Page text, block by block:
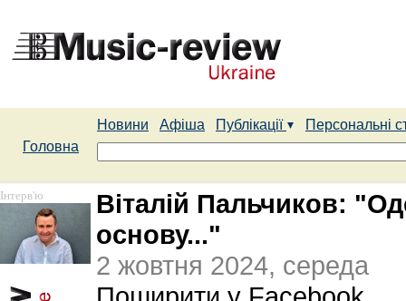
Новини Афіша Публікації
Персональні
Головна
Інтерв'ю
Віталій Пальчиков:
основу..."
2 жовтня 2024, середа